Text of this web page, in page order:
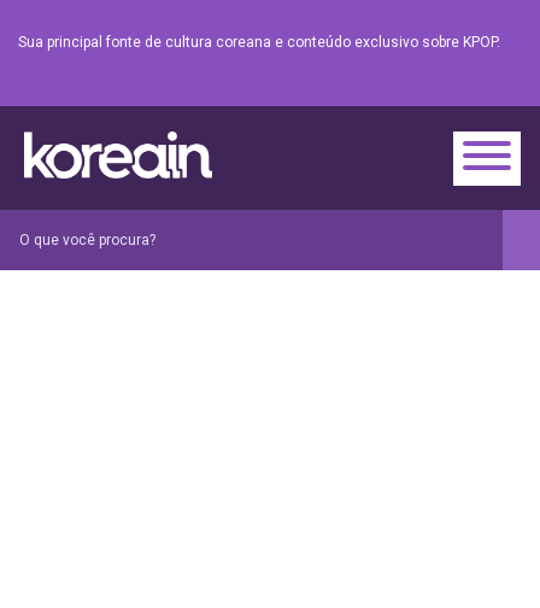
Sua principal fonte de cultura coreana e conteúdo exclusivo sobre KPOP.